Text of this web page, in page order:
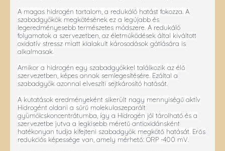
A magas hidrogén tartalom, a redukáló hatást fokozza. A
szabadgyökök megkötésének ez a legújabb és
legeredményesebb természetes módszere. A redukáló
folyamatok a szervezetben, az életműködések által kiváltott
oxidatív stressz miatt kialakult károsodások gátlására is
alkalmasak.
Amikor a hidrogén egy szabadgyökkel találkozik az élő
szervezetben, képes annak semlegesítésére. Ezáltal a
szabadgyök azonnal elveszíti sejtkárosító hatását.
A kutatások eredményeként sikerült nagy mennyiségű aktív
Hidrogént oldani a sűrű molekulaszeparált
gyümölcskoncentrátumba, így a Hidrogén jól tárolható és a
szervezetbe jutva a legkisebb méretű antioxidánsként
hatékonyan tudja kifejteni szabadgyök megkötő hatását. Erős
redukciós képessége van, amely mérhető: ORP -400 mV.